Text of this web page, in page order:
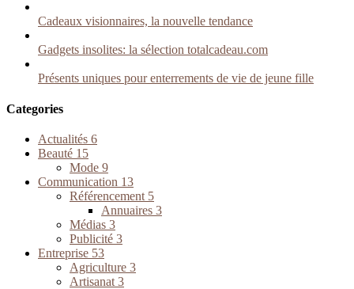
Cadeaux visionnaires, la nouvelle tendance
Gadgets insolites: la sélection totalcadeau.com
Présents uniques pour enterrements de vie de jeune fille
Categories
Actualités 6
Beauté 15
Mode 9
Communication 13
Référencement 5
Annuaires 3
Médias 3
Publicité 3
Entreprise 53
Agriculture 3
Artisanat 3